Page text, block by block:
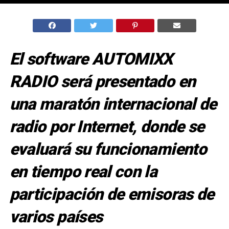
El software AUTOMIXX
RADIO será presentado en
una maratón internacional de
radio por Internet, donde se
evaluará su funcionamiento
en tiempo real con la
participación de emisoras de
varios países